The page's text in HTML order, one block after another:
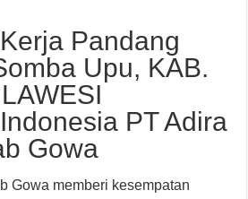
Pandang
Upu, KAB.
PT Adira
Gowa
Gowa memberi kesempatan